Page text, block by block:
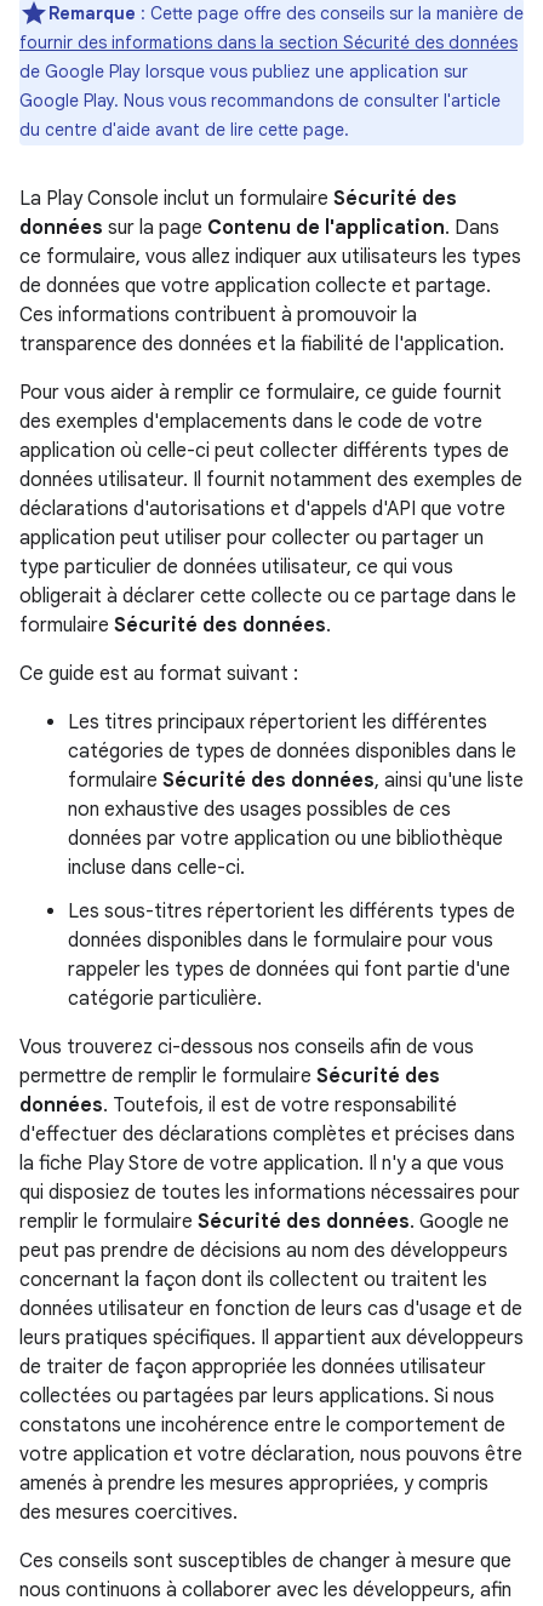
Remarque : Cette page offre des conseils sur la manière de
fournir des informations dans la section Sécurité des données
de Google Play lorsque vous publiez une application sur
Google Play. Nous vous recommandons de consulter l'article
du centre d'aide avant de lire cette page.
La Play Console inclut un formulaire Sécurité des
données sur la page Contenu de l'application. Dans
ce formulaire, vous allez indiquer aux utilisateurs les types
de données que votre application collecte et partage.
Ces informations contribuent à promouvoir la
transparence des données et la fiabilité de l'application.
Pour vous aider à remplir ce formulaire, ce guide fournit
des exemples d'emplacements dans le code de votre
application où celle-ci peut collecter différents types de
données utilisateur. Il fournit notamment des exemples de
déclarations d'autorisations et d'appels d'API que votre
application peut utiliser pour collecter ou partager un
type particulier de données utilisateur, ce qui vous
obligerait à déclarer cette collecte ou ce partage dans le
formulaire Sécurité des données.
Ce guide est au format suivant :
Les titres principaux répertorient les différentes
catégories de types de données disponibles dans le
formulaire Sécurité des données, ainsi qu'une liste
non exhaustive des usages possibles de ces
données par votre application ou une bibliothèque
incluse dans celle-ci.
Les sous-titres répertorient les différents types de
données disponibles dans le formulaire pour vous
rappeler les types de données qui font partie d'une
catégorie particulière.
Vous trouverez ci-dessous nos conseils afin de vous
permettre de remplir le formulaire Sécurité des
données. Toutefois, il est de votre responsabilité
d'effectuer des déclarations complètes et précises dans
la fiche Play Store de votre application. Il n'y a que vous
qui disposiez de toutes les informations nécessaires pour
remplir le formulaire Sécurité des données. Google ne
peut pas prendre de décisions au nom des développeurs
concernant la façon dont ils collectent ou traitent les
données utilisateur en fonction de leurs cas d'usage et de
leurs pratiques spécifiques. Il appartient aux développeurs
de traiter de façon appropriée les données utilisateur
collectées ou partagées par leurs applications. Si nous
constatons une incohérence entre le comportement de
votre application et votre déclaration, nous pouvons être
amenés à prendre les mesures appropriées, y compris
des mesures coercitives.
Ces conseils sont susceptibles de changer à mesure que
nous continuons à collaborer avec les développeurs, afin